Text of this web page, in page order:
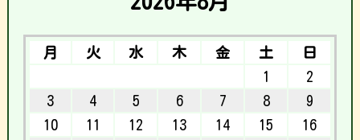
月 火 水 木 金 土
日
1
2
3
4 5 6 7 8
9
10
11 12 13 14 15
16